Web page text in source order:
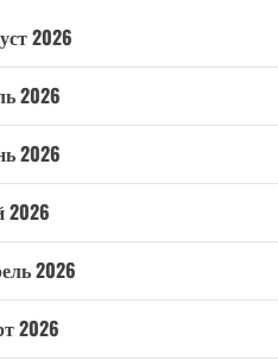
2026
2026
2026
2026
2026